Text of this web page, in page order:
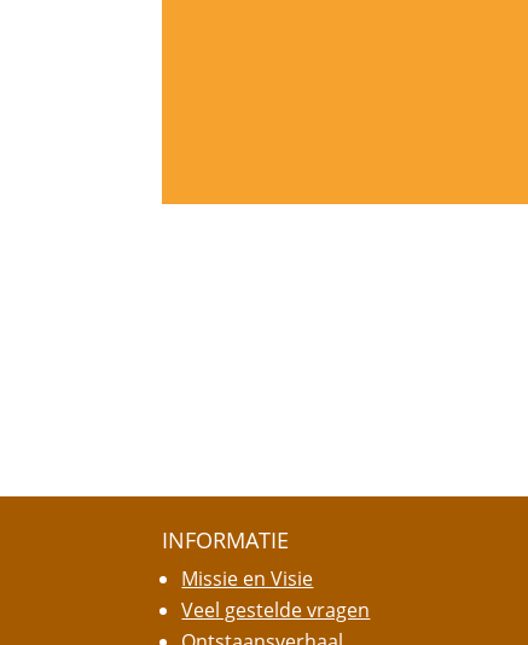
INFORMATIE
Missie en Visie
Veel gestelde vragen